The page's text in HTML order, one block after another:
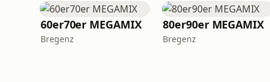
60er70er MEGAMIX
Bregenz
80er90er MEGAMIX
Bregenz